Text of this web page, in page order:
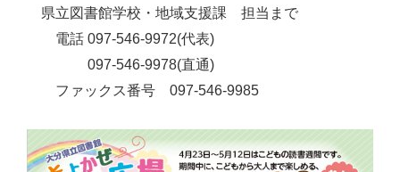
県立図書館学校・地域支援課 担当まで
電話 097-546-9972(代表)
097-546-9978(直通)
ファックス番号 097-546-9985